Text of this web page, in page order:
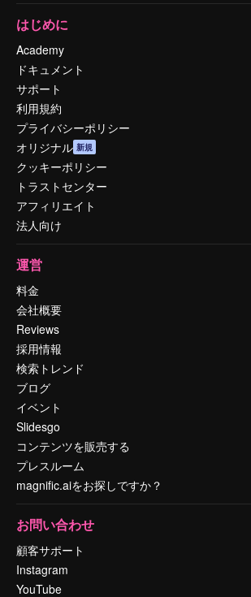
はじめに
Academy
ドキュメント
サポート
利用規約
プライバシーポリシー
オリジナル 新規
クッキーポリシー
トラストセンター
アフィリエイト
法人向け
運営
料金
会社概要
Reviews
採用情報
検索トレンド
ブログ
イベント
Slidesgo
コンテンツを販売する
プレスルーム
magnific.aiをお探しですか？
お問い合わせ
顧客サポート
Instagram
YouTube